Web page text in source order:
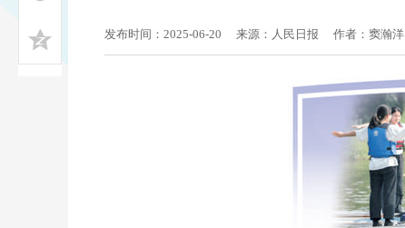
发布时间：2025-06-20 来源：人民日报 作者： 窦瀚洋